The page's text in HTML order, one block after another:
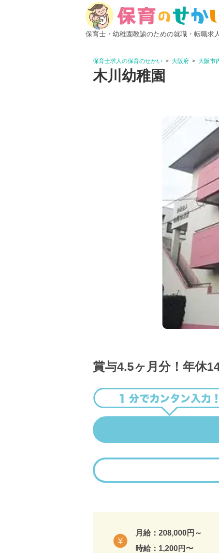
保育士・幼稚園教諭のための就職・転職求
保育士求人の保育のせかい 大阪府 大阪市
木川幼稚園
賞与4.5ヶ月分！年休
月給：208,000円～
時給：1,200円〜